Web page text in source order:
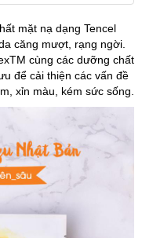
mặt nạ dạng Tencel
căng mượt, rạng ngời.
cùng các dưỡng chất
để cải thiện các vấn đề
xỉn màu, kém sức sống.